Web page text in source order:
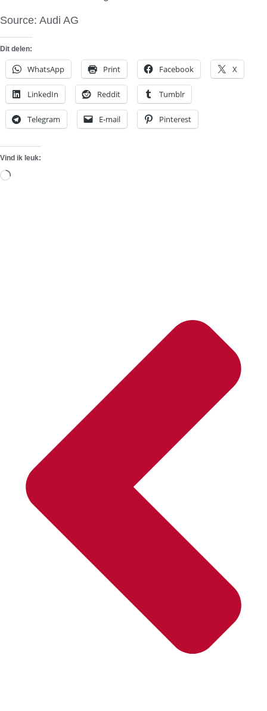
Source: Audi AG
Dit delen:
WhatsApp Print Facebook X
LinkedIn Reddit Tumblr
Telegram E-mail Pinterest
Vind ik leuk:
Aan